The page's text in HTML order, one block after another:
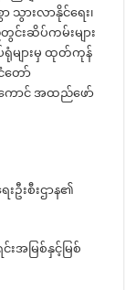
သွားလာနိုင်ရေး၊
င်းဆိပ်ကမ်းများ
များမှ ထုတ်ကုန်
တော်
ောင် အထည်ဖော်
းဦးစီးဌာန၏
အမြစ်နှင့်မြစ်